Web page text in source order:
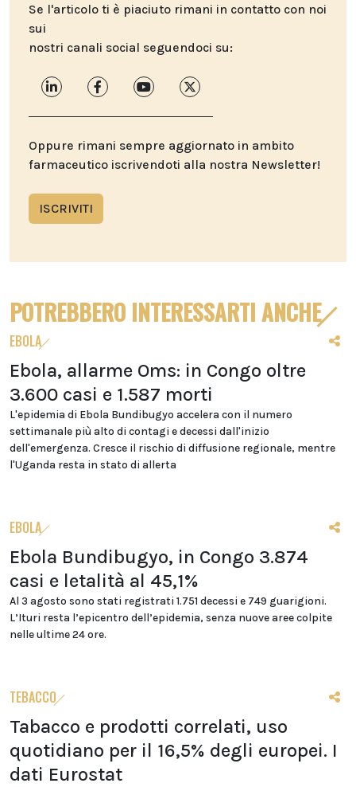
Se l'articolo ti è piaciuto rimani in contatto con noi
sui
nostri canali social seguendoci su:
Oppure rimani sempre aggiornato in ambito
farmaceutico iscrivendoti alla nostra Newsletter!
ISCRIVITI
POTREBBERO INTERESSARTI ANCHE
EBOLA
Ebola, allarme Oms: in Congo oltre
3.600 casi e 1.587 morti
L'epidemia di Ebola Bundibugyo accelera con il numero
settimanale più alto di contagi e decessi dall'inizio
dell'emergenza. Cresce il rischio di diffusione regionale, mentre
l'Uganda resta in stato di allerta
EBOLA
Ebola Bundibugyo, in Congo 3.874
casi e letalità al 45,1%
Al 3 agosto sono stati registrati 1.751 decessi e 749 guarigioni.
L’Ituri resta l’epicentro dell’epidemia, senza nuove aree colpite
nelle ultime 24 ore.
TEBACCO
Tabacco e prodotti correlati, uso
quotidiano per il 16,5% degli europei. I
dati Eurostat